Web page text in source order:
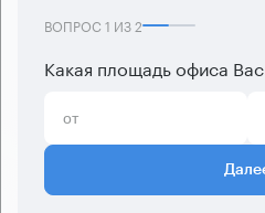
ВОПРОС 1 ИЗ2
Какая площадь офиса